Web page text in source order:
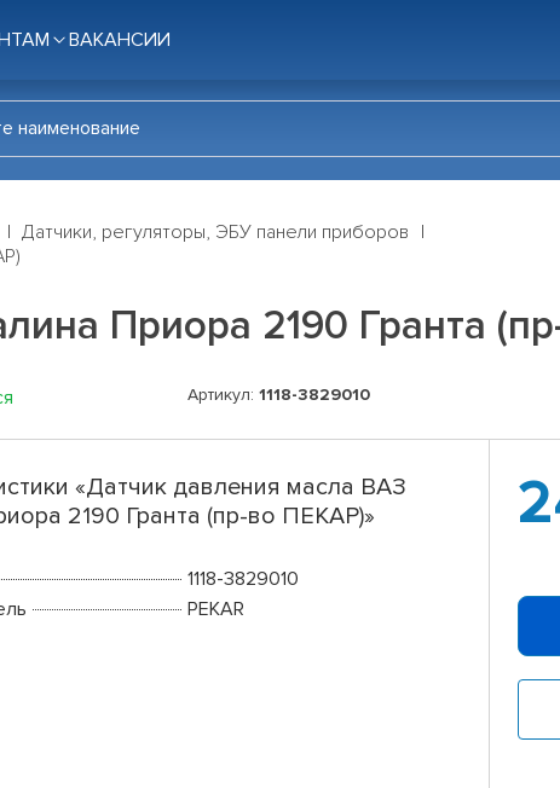
ВАКАНСИИ
Датчики, регуляторы, ЭБУ панели приборов
Приора 2190 Гранта
Артикул: 1118-3829010
«Датчик давления масла ВАЗ
2190 Гранта (пр-во ПЕКАР)»
1118-3829010
PEKAR